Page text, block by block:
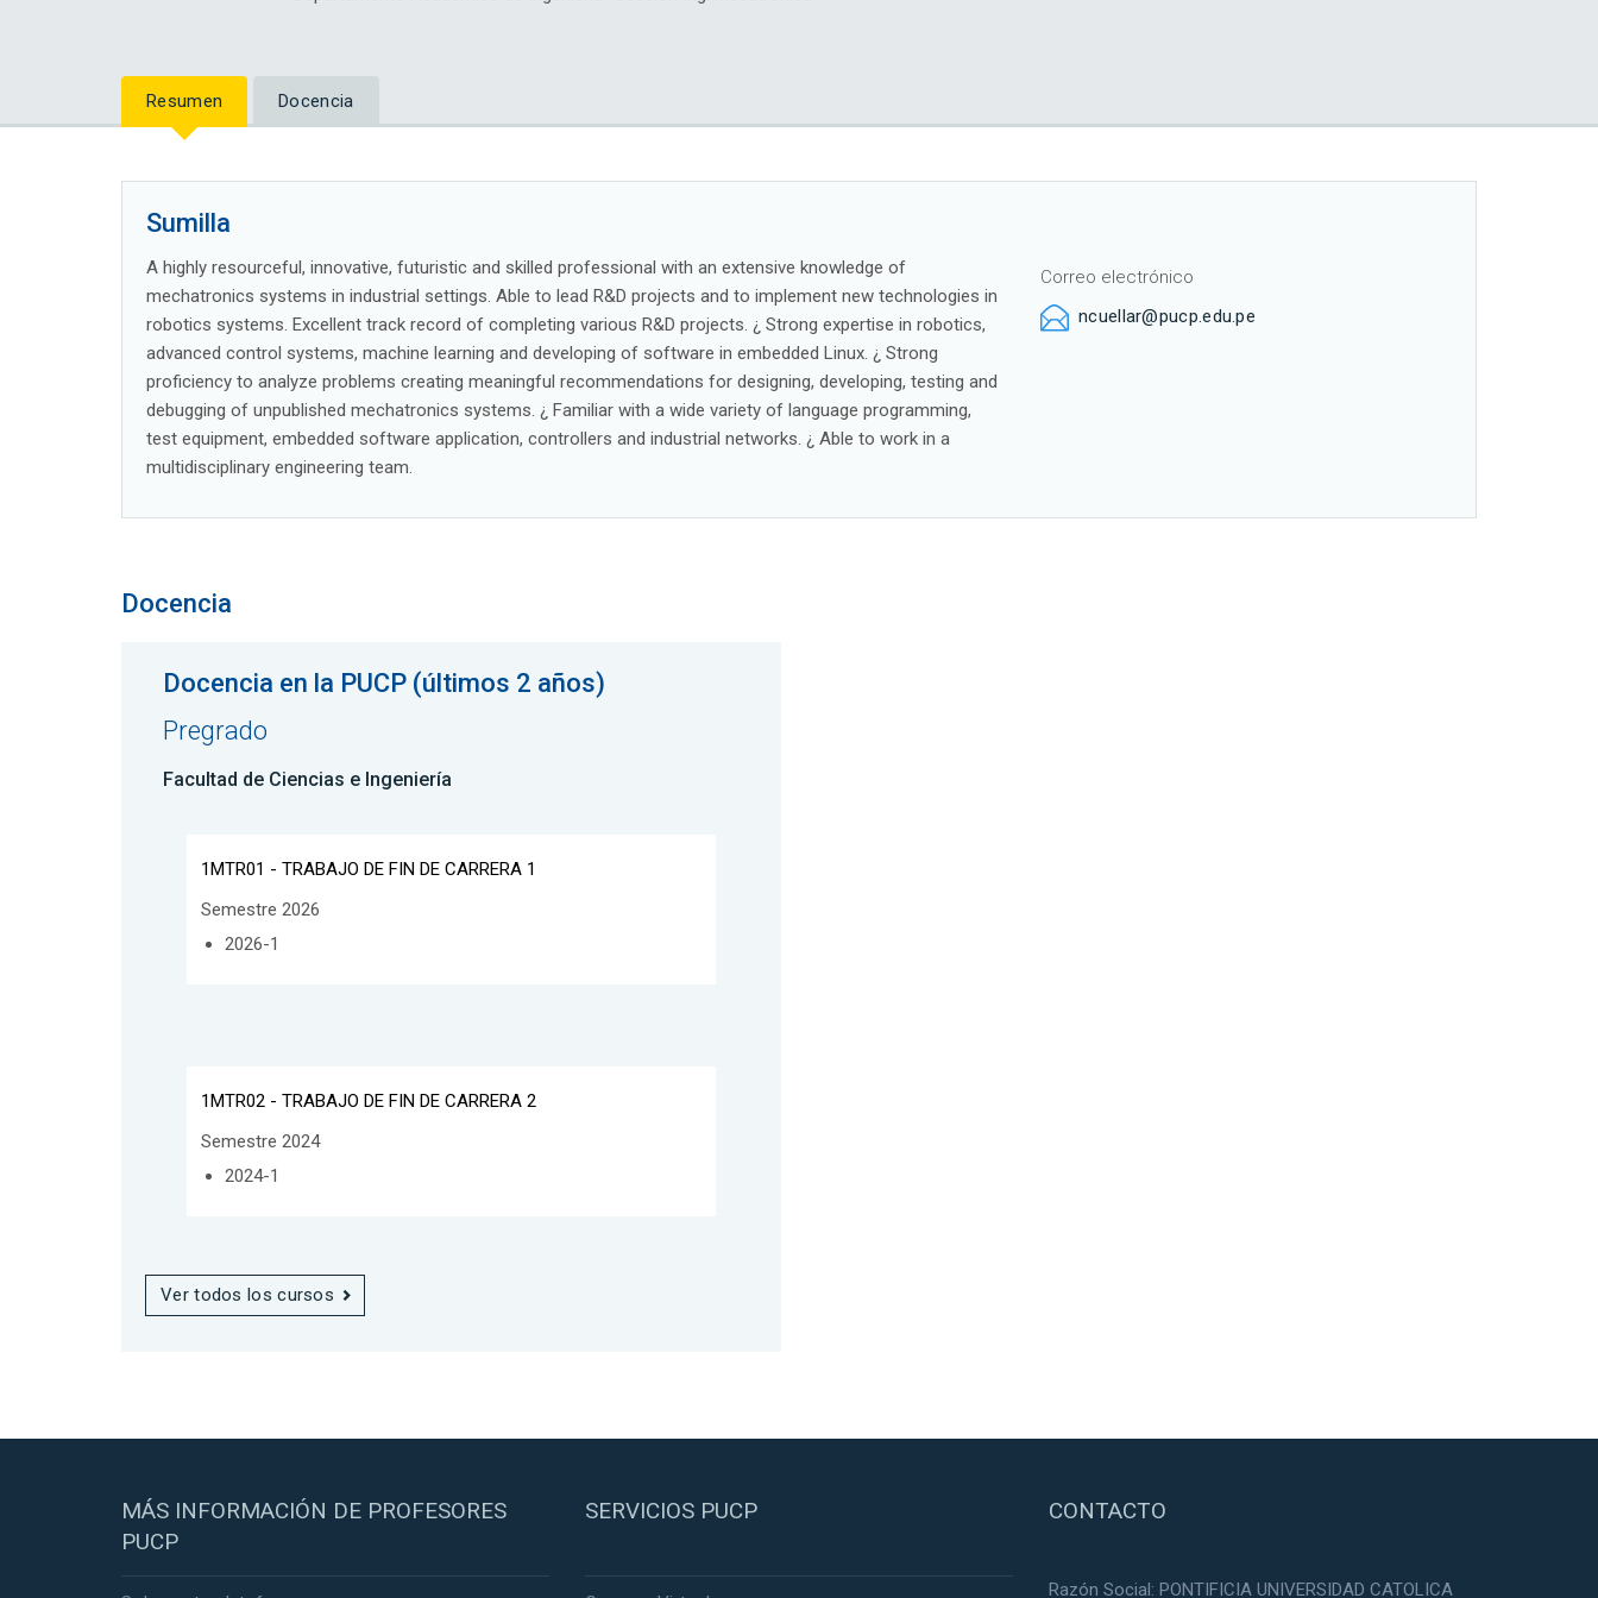
Resumen Docencia
Sumilla
A highly resourceful, innovative, futuristic and skilled professional with an extensive knowledge of
mechatronics systems in industrial settings. Able to lead R&D projects and to implement new technologies in
robotics systems. Excellent track record of completing various R&D projects. ¿ Strong expertise in robotics,
advanced control systems, machine learning and developing of software in embedded Linux. ¿ Strong
proficiency to analyze problems creating meaningful recommendations for designing, developing, testing and
debugging of unpublished mechatronics systems. ¿ Familiar with a wide variety of language programming,
test equipment, embedded software application, controllers and industrial networks. ¿ Able to work in a
multidisciplinary engineering team.
Correo electrónico
ncuellar@pucp.edu.pe
Docencia
Docencia en la PUCP (últimos 2 años)
Pregrado
Facultad de Ciencias e Ingeniería
1MTR01 - TRABAJO DE FIN DE CARRERA 1
Semestre 2026
2026-1
1MTR02 - TRABAJO DE FIN DE CARRERA 2
Semestre 2024
2024-1
Ver todos los cursos
MÁS INFORMACIÓN DE PROFESORES
PUCP
SERVICIOS PUCP CONTACTO
Razón Social: PONTIFICIA UNIVERSIDAD CATOLICA